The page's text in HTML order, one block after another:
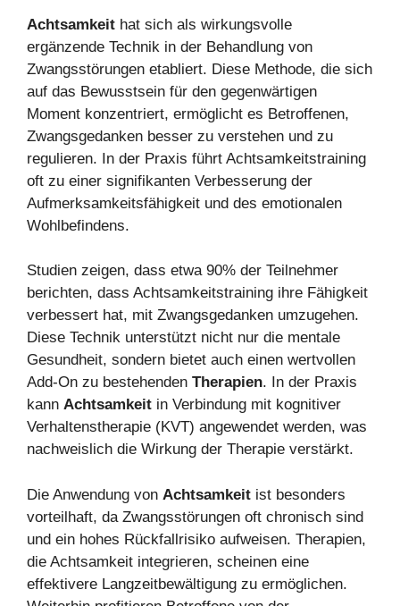
Achtsamkeit hat sich als wirkungsvolle
ergänzende Technik in der Behandlung von
Zwangsstörungen etabliert. Diese Methode, die sich
auf das Bewusstsein für den gegenwärtigen
Moment konzentriert, ermöglicht es Betroffenen,
Zwangsgedanken besser zu verstehen und zu
regulieren. In der Praxis führt Achtsamkeitstraining
oft zu einer signifikanten Verbesserung der
Aufmerksamkeitsfähigkeit und des emotionalen
Wohlbefindens.
Studien zeigen, dass etwa 90% der Teilnehmer
berichten, dass Achtsamkeitstraining ihre Fähigkeit
verbessert hat, mit Zwangsgedanken umzugehen.
Diese Technik unterstützt nicht nur die mentale
Gesundheit, sondern bietet auch einen wertvollen
Add-On zu bestehenden Therapien. In der Praxis
kann Achtsamkeit in Verbindung mit kognitiver
Verhaltenstherapie (KVT) angewendet werden, was
nachweislich die Wirkung der Therapie verstärkt.
Die Anwendung von Achtsamkeit ist besonders
vorteilhaft, da Zwangsstörungen oft chronisch sind
und ein hohes Rückfallrisiko aufweisen. Therapien,
die Achtsamkeit integrieren, scheinen eine
effektivere Langzeitbewältigung zu ermöglichen.